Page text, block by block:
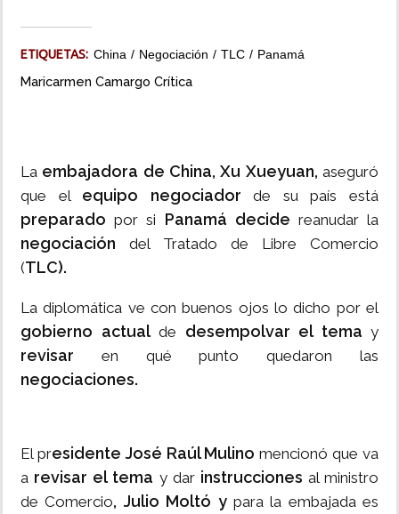
INSÓLITAS
ETIQUETAS: China Negociación TLC Panamá
Maricarmen Camargo Crítica
La embajadora de China, Xu Xueyuan, aseguró
que el equipo negociadorde su país está
preparado por si Panamá decide reanudar la
negociación del Tratado de Libre Comercio
(TLC).
La diplomática ve con buenos ojos lo dicho por el
gobierno actualde desempolvar el tema y
revisar en qué punto quedaron las
negociaciones.
El presidente José Raúl Mulinomencionó que va
a revisar el tema y darinstrucciones al ministro
de Comercio, Julio Moltó ypara la embajada es